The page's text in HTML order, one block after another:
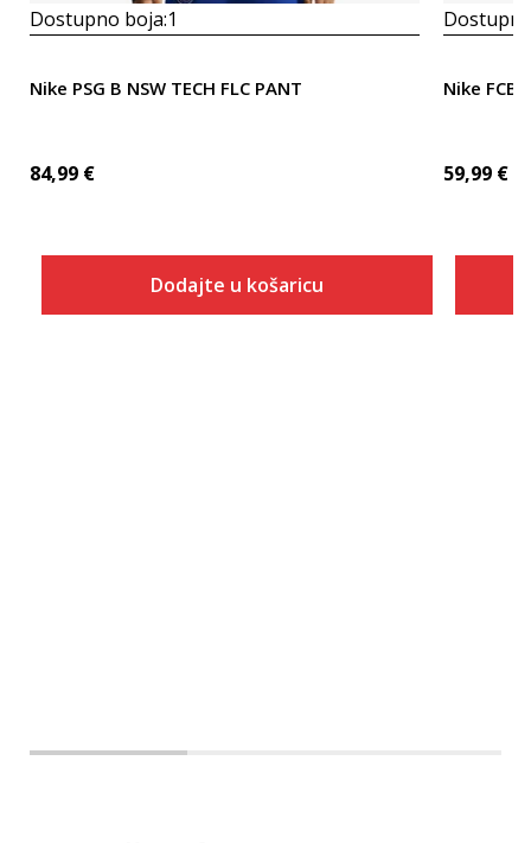
Dostupno boja:1
Nike PSG B NSW TECH FLC PANT
84,99 €
Dodajte u košaricu
Nike FCB
59,99 €